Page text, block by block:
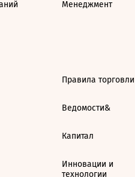
Менеджмент
Правила торговли
Ведомости&
Капитал
Инновации и
технологии